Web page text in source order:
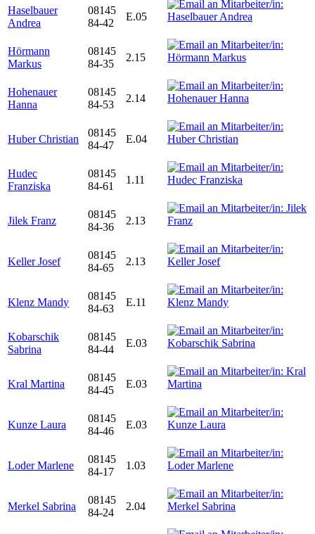
Haselbauer
Andrea
08145
84-42
E.05
Hörmann
Markus
08145
84-35
2.15
Hohenauer
Hanna
08145
84-53
2.14
Huber Christian
08145
84-47
E.04
Hudec
Franziska
08145
84-61
1.11
Jilek Franz
08145
84-36
2.13
Keller Josef
08145
84-65
2.13
Klenz Mandy
08145
84-63
E.11
Kobarschik
Sabrina
08145
84-44
E.03
Kral Martina
08145
84-45
E.03
Kunze Laura
08145
84-46
E.03
Loder Marlene
08145
84-17
1.03
Merkel Sabrina
08145
84-24
2.04